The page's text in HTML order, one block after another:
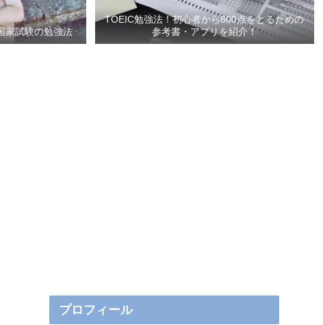
家試験の勉強法
TOEIC勉強法！初心者から800点をとるための
参考書・アプリを紹介！
プロフィール